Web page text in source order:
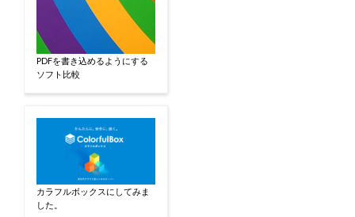
PDFを書き込めるようにする
ソフト比較
カラフルボックスにしてみま
した。